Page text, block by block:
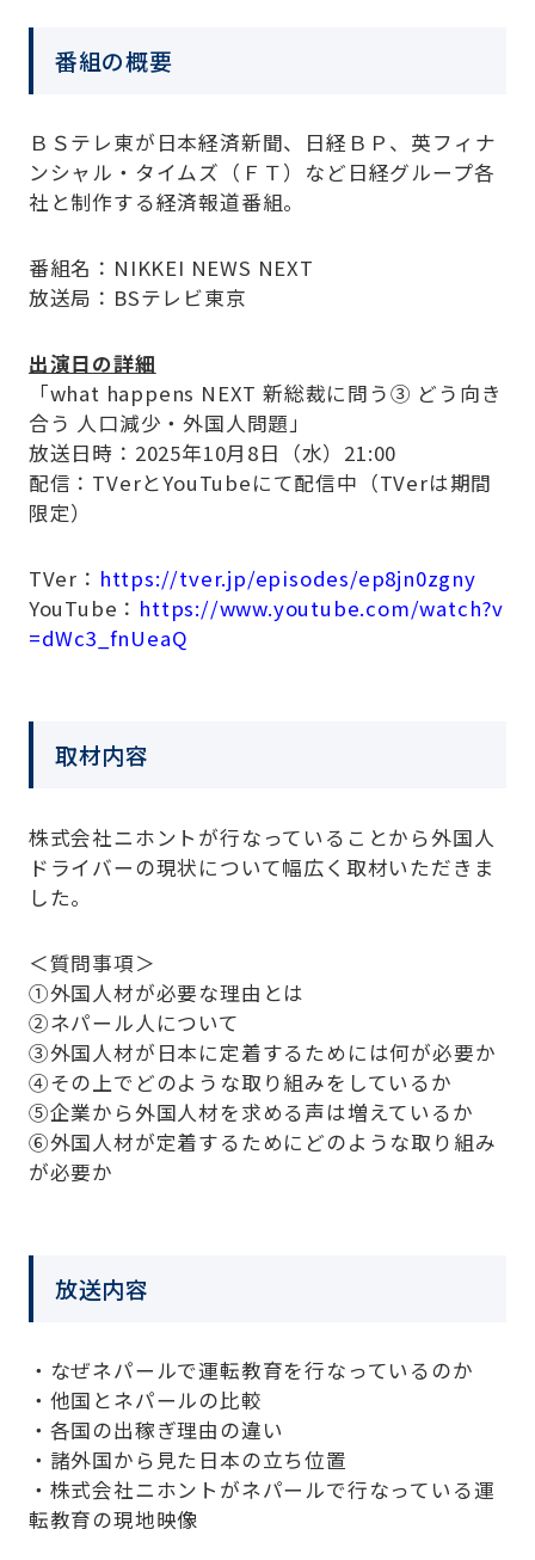
番組の概要
ＢＳテレ東が日本経済新聞、日経ＢＰ、英フィナ
ンシャル・タイムズ（ＦＴ）など日経グループ各
社と制作する経済報道番組。
番組名：NIKKEI NEWS NEXT
放送局：BSテレビ東京
出演日の詳細
「what happens NEXT 新総裁に問う③ どう向き
合う 人口減少・外国人問題」
放送日時：2025年10月8日（水）21:00
配信：TVerとYouTubeにて配信中（TVerは期間
限定）
TVer： https://tver.jp/episodes/ep8jn0zgny
YouTube： https://www.youtube.com/watch?v
=dWc3_fnUeaQ
取材内容
株式会社ニホントが行なっていることから外国人
ドライバーの現状について幅広く取材いただきま
した。
＜質問事項＞
①外国人材が必要な理由とは
②ネパール人について
③外国人材が日本に定着するためには何が必要か
④その上でどのような取り組みをしているか
⑤企業から外国人材を求める声は増えているか
⑥外国人材が定着するためにどのような取り組み
が必要か
放送内容
・なぜネパールで運転教育を行なっているのか
・他国とネパールの比較
・各国の出稼ぎ理由の違い
・諸外国から見た日本の立ち位置
・株式会社ニホントがネパールで行なっている運
転教育の現地映像